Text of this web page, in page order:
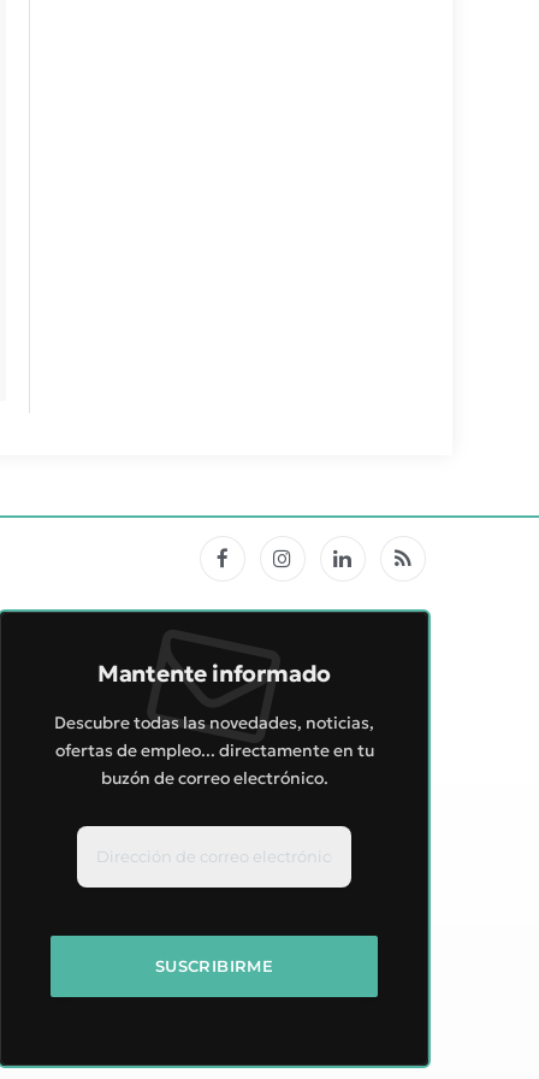
FacebookInstagramLinkedInRSS
Mantente informado
Descubre todas las novedades, noticias,
ofertas de empleo... directamente en tu
buzón de correo electrónico.